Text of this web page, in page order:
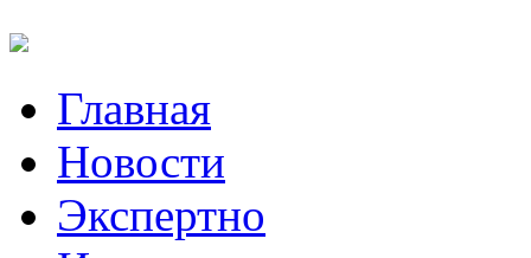
Главная
Новости
Экспертно